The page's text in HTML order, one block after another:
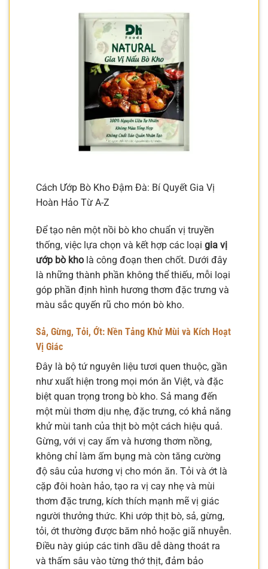
Cách Ướp Bò Kho Đậm Đà: Bí Quyết Gia Vị
Hoàn Hảo Từ A-Z
Để tạo nên một nồi bò kho chuẩn vị truyền
thống, việc lựa chọn và kết hợp các loại gia vị
ướp bò kho là công đoạn then chốt. Dưới đây
là những thành phần không thể thiếu, mỗi loại
góp phần định hình hương thơm đặc trưng và
màu sắc quyến rũ cho món bò kho.
Sả, Gừng, Tỏi, Ớt: Nền Tảng Khử Mùi và Kích Hoạt
Vị Giác
Đây là bộ tứ nguyên liệu tươi quen thuộc, gần
như xuất hiện trong mọi món ăn Việt, và đặc
biệt quan trọng trong bò kho. Sả mang đến
một mùi thơm dịu nhẹ, đặc trưng, có khả năng
khử mùi tanh của thịt bò một cách hiệu quả.
Gừng, với vị cay ấm và hương thơm nồng,
không chỉ làm ấm bụng mà còn tăng cường
độ sâu của hương vị cho món ăn. Tỏi và ớt là
cặp đôi hoàn hảo, tạo ra vị cay nhẹ và mùi
thơm đặc trưng, kích thích mạnh mẽ vị giác
người thưởng thức. Khi ướp thịt bò, sả, gừng,
tỏi, ớt thường được băm nhỏ hoặc giã nhuyễn.
Điều này giúp các tinh dầu dễ dàng thoát ra
và thấm sâu vào từng thớ thịt, đảm bảo